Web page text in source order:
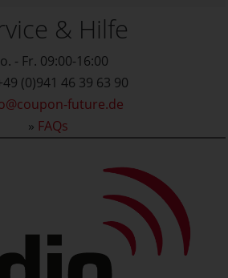
& Hilfe
- Fr. 09:00-16:00
(0)941 46 39 63 90
future.de
» FAQs